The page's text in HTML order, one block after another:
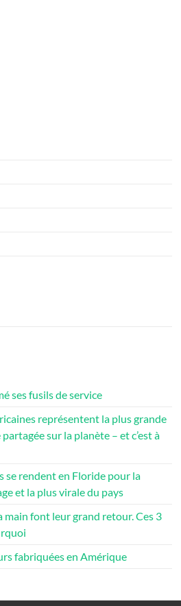
ses fusils de service
représentent la plus grande
sur la planète – et c’est à
se rendent en Floride pour la
et la plus virale du pays
main font leur grand retour. Ces 3
fabriquées en Amérique